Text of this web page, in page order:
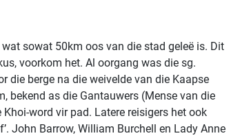
sowat 50km oos van die stad geleë is. Dit
voorkom het. Al oorgang was die sg.
die berge na die weivelde van die Kaapse
bekend as die Gantauwers (Mense van die
Khoi-word vir pad. Latere reisigers het ook
John Barrow, William Burchell en Lady Anne